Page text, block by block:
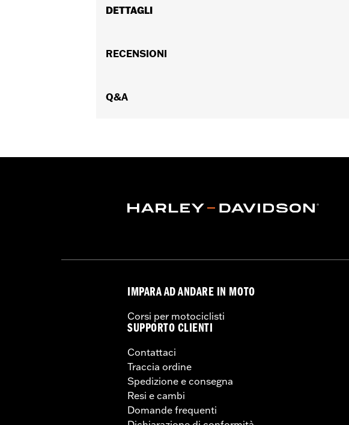
DETTAGLI
87, al portapacchi Contoured Tour-Pak® P/N 79148-
Altezza:
UDM lunghezza materiale:Pollici
RECENSIONI
Q&A
IMPARA AD ANDARE IN MOTO
Corsi per motociclisti
SUPPORTO CLIENTI
Contattaci
Traccia ordine
Spedizione e consegna
Resi e cambi
Domande frequenti